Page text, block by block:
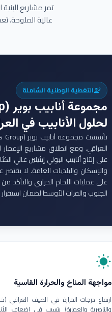
تمر مشاريع
عالية الملوحة.
engineeringالتغطية الوطنية الشاملة
مجموعة أنابيب بوير (Bwer Pipes Group)
لحلول الأنابيب في العراق
والإسكان والبلديات العامة. لا
على عمليات اللحام الحراري والتأكد
الجنوب والفرات الأوسط لضمان
wb_sunny
مواجهة المناخ والحرارة القاسية
ارتفاع درجات الحرارة في الصيف العراقي
والناصرية والعمارة) يتسبب في إضعاف